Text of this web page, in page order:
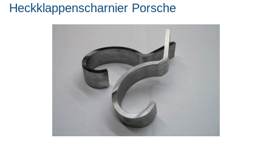
Heckklappenscharnier Porsche